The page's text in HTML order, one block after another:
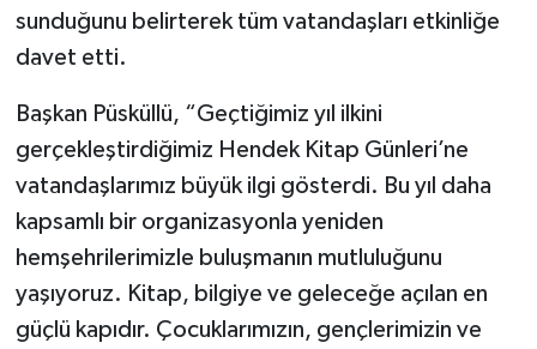
sunduğunu belirterek tüm vatandaşları etkinliğe
davet etti.
Başkan Püsküllü, “Geçtiğimiz yıl ilkini
gerçekleştirdiğimiz Hendek Kitap Günleri’ne
vatandaşlarımız büyük ilgi gösterdi. Bu yıl daha
kapsamlı bir organizasyonla yeniden
hemşehrilerimizle buluşmanın mutluluğunu
yaşıyoruz. Kitap, bilgiye ve geleceğe açılan en
güçlü kapıdır. Çocuklarımızın, gençlerimizin ve